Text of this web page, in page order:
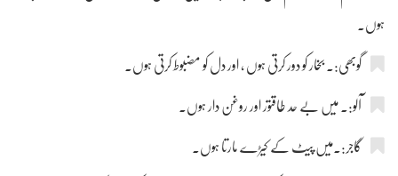
ہوں۔
گوبھی:۔ بخار کو دور کرتی ہوں ، اور دل کو مضبوط کرتی ہوں۔
آلو:۔ میں بے حد طاقتور اور روغن دار ہوں۔
گاجر:۔میں پیٹ کے کیڑے مارتا ہوں۔